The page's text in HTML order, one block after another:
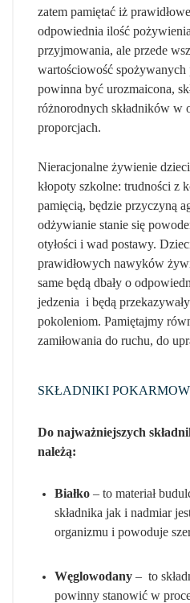
zatem pamiętać iż
odpowiednia ilość
przyjmowania, ale przede
wartościowość
powinna być urozmaicona,
różnorodnych składników w
proporcjach.
Nieracjonalne żywienie
kłopoty szkolne: trudności z
pamięcią, będzie przyczyną
odżywianie stanie się
otyłości i wad postawy.
prawidłowych nawyków
same będą dbały o
jedzenia i będą
pokoleniom. Pamiętajmy
zamiłowania do ruchu, do
SKŁADNIKI
Do najważniejszych
należą:
Białko – to materiał
składnika jak i nadmiar
organizmu i powoduje
Węglowodany – to
powinny stanowić w